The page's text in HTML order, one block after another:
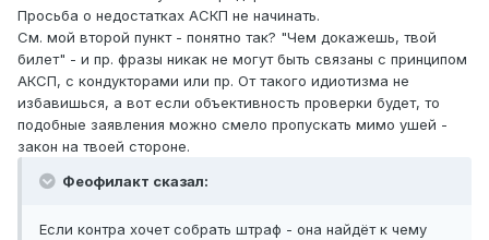
Просьба о недостатках АСКП не начинать.
См. мой второй пункт - понятно так? "Чем докажешь, твой
билет" - и пр. фразы никак не могут быть связаны с принципом
АКСП, с кондукторами или пр. От такого идиотизма не
избавишься, а вот если объективность проверки будет, то
подобные заявления можно смело пропускать мимо ушей -
закон на твоей стороне.
Феофилакт сказал:
Если контра хочет собрать штраф - она найдёт к чему